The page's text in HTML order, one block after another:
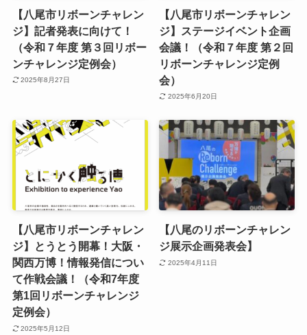
【八尾市リボーンチャレン
ジ】記者発表に向けて！
（令和７年度 第３回リボー
ンチャレンジ定例会）
2025年8月27日
【八尾市リボーンチャレン
ジ】ステージイベント企画
会議！（令和７年度 第２回
リボーンチャレンジ定例
会）
2025年6月20日
【八尾市リボーンチャレン
ジ】とうとう開幕！大阪・
関西万博！情報発信につい
て作戦会議！（令和7年度
第1回リボーンチャレンジ
定例会）
2025年5月12日
【八尾のリボーンチャレン
ジ展示企画発表会】
2025年4月11日